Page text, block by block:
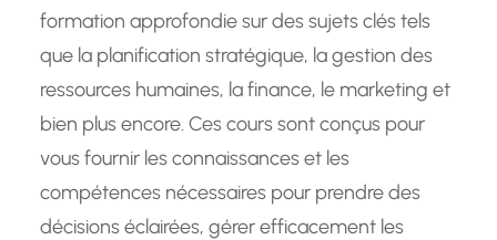
formation approfondie sur des sujets clés tels
que la planification stratégique, la gestion des
ressources humaines, la finance, le marketing et
bien plus encore. Ces cours sont conçus pour
vous fournir les connaissances et les
compétences nécessaires pour prendre des
décisions éclairées, gérer efficacement les